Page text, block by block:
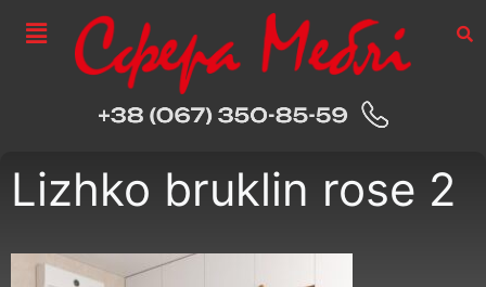
Lizhko bruklin rose 2